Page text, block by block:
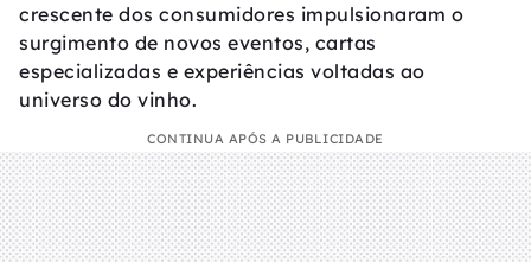
crescente dos consumidores impulsionaram o
surgimento de novos eventos, cartas
especializadas e experiências voltadas ao
universo do vinho.
CONTINUA APÓS A PUBLICIDADE